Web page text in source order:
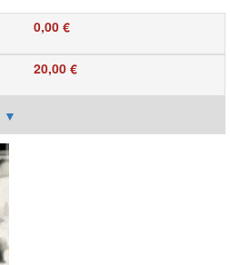
0,00 €
20,00 €
▼